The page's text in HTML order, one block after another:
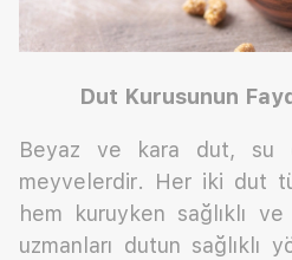
Dut Kurusunun
Beyaz ve kara dut, su
meyvelerdir. Her iki dut
hem kuruyken sağlıklı
uzmanları dutun sağlıklı